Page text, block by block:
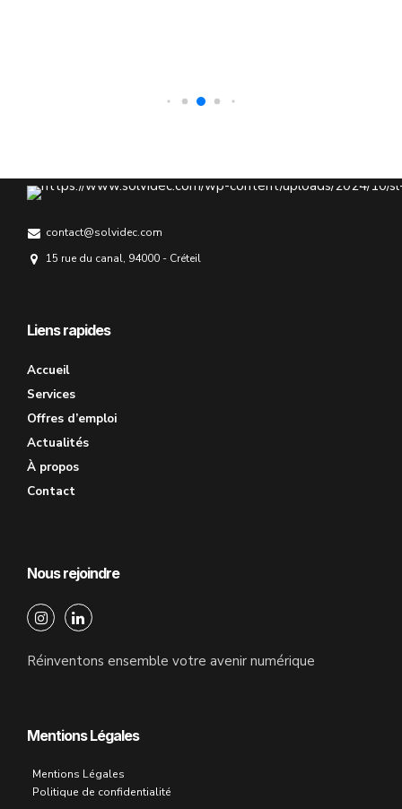
contact@solvidec.com
15 rue du canal, 94000 - Créteil
Liens rapides
Accueil
Services
Offres d’emploi
Actualités
À propos
Contact
Nous rejoindre
Réinventons ensemble votre avenir numérique
Mentions Légales
Mentions Légales
Politique de confidentialité